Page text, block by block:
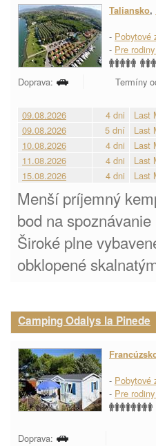
Taliansko,
- Pobytové
- Pre
Doprava: Termíny
09.08.2026 4 dni Last
09.08.2026
5 dní Last
10.08.2026
4 dni Last
11.08.2026
4 dni Last
15.08.2026
4 dni Last
Menší príjemný
bod na
Široké plne
obklopené
Camping Odalys la Pinede
- Pobytové
- Pre
Doprava: